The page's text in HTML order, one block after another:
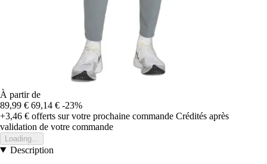
À partir de
89,99 € 69,14 € -23%
+3,46 € offerts sur votre prochaine commande Crédités après
validation de votre commande
Loading...
Description